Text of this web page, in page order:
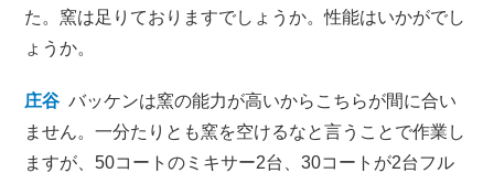
た。窯は足りておりますでしょうか。性能はいかがでし
ょうか。
庄谷 バッケンは窯の能力が高いからこちらが間に合い
ません。一分たりとも窯を空けるなと言うことで作業し
ますが、50コートのミキサー2台、30コートが2台フル